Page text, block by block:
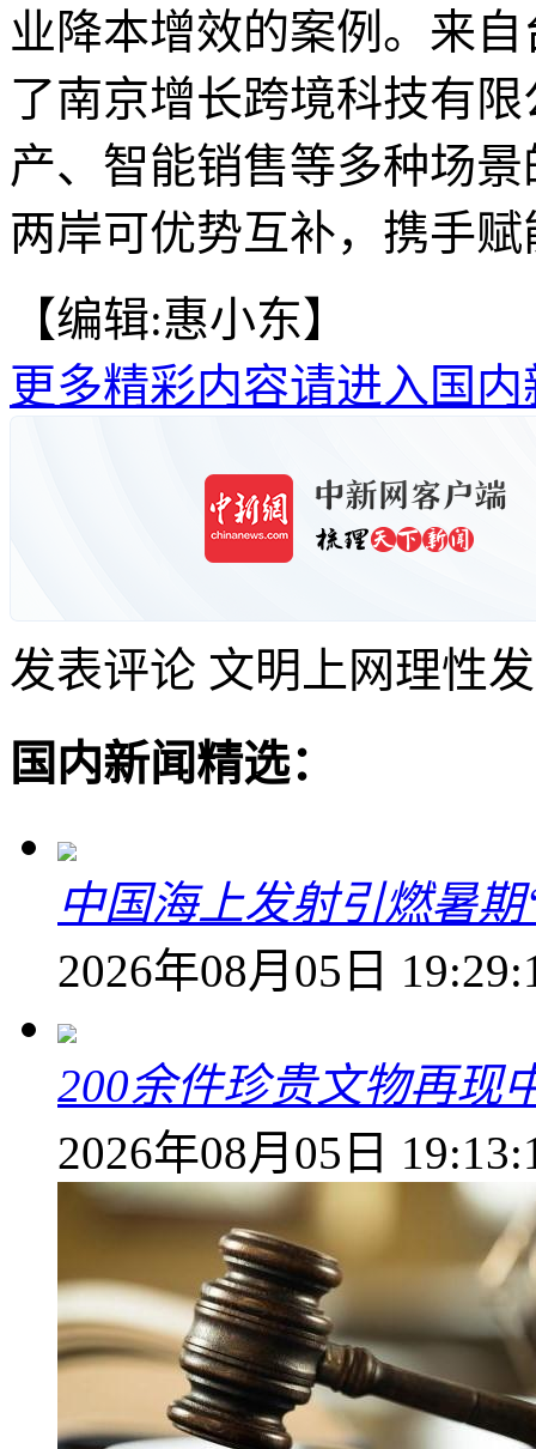
业降本增效的案例。来
了南京增长跨境科技有
产、智能销售等多种场
两岸可优势互补，携手
【编辑:惠小东】
更多精彩内容请进入国内
发表评论 文明上网理性
国内新闻精选：
中国海上发射引燃暑
2026年08月05日
200余件珍贵文物再现
2026年08月05日